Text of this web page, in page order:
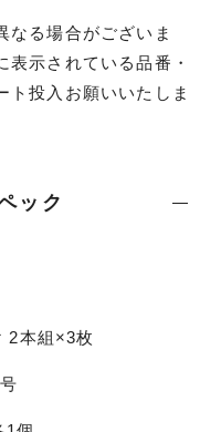
る場合がございま
示されている品番・
ト投入お願いいたしま
ック
2本組×3枚